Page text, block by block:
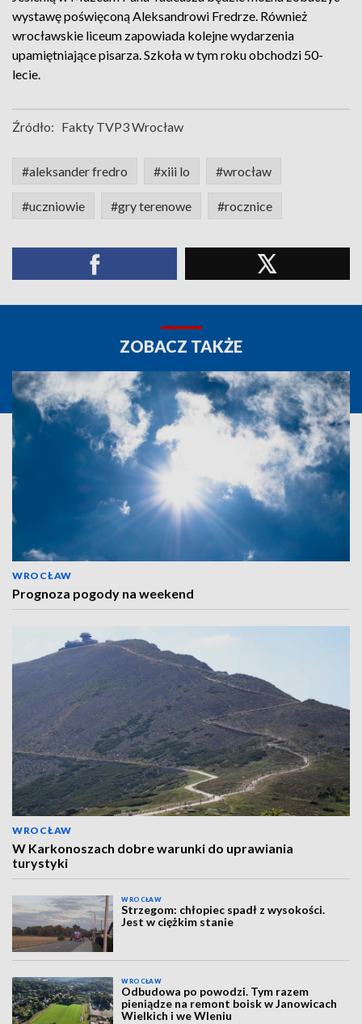
wystawę poświęconą Aleksandrowi Fredrze. Również
wrocławskie liceum zapowiada kolejne wydarzenia
upamiętniające pisarza. Szkoła w tym roku obchodzi 50-
lecie.
Źródło: Fakty TVP3 Wrocław
#aleksander fredro #xiii lo #wrocław
#uczniowie #gry terenowe #rocznice
ZOBACZ TAKŻE
WROCŁAW
Prognoza pogody na weekend
WROCŁAW
W Karkonoszach dobre warunki do uprawiania
turystyki
WROCŁAW
Strzegom: chłopiec spadł z wysokości.
Jest w ciężkim stanie
WROCŁAW
Odbudowa po powodzi. Tym razem
pieniądze na remont boisk w Janowicach
Wielkich i we Wleniu